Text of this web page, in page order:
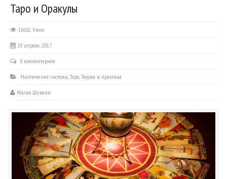
Таро и Оракулы
16682 Views
19 апреля, 2017
8 комментариев
Мантические системы,Таро,Теория и практика
Магия Шувани